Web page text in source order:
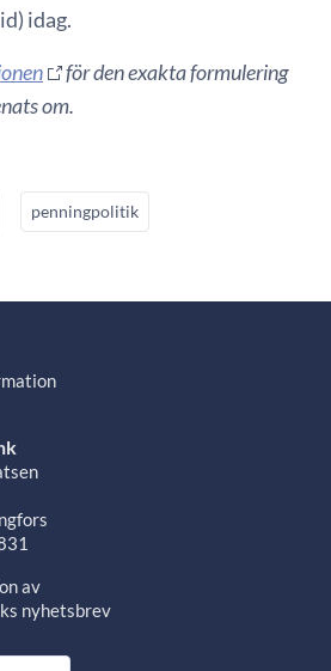
idag.
för den exakta formulering
om.
penningpolitik
av
nyhetsbrev